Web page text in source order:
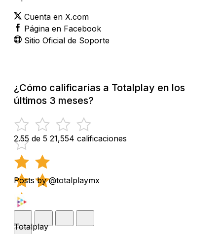
Cuenta en X.com
Página en Facebook
Sitio Oficial de Soporte
¿Cómo calificarías a Totalplay en los
últimos 3 meses?
2.55 de 5 21,554 calificaciones
Posts by @totalplaymx
Totalplay